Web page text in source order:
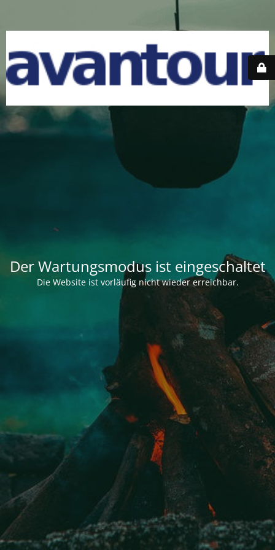
Der Wartungsmodus ist eingeschaltet
Die Website ist vorläufig nicht wieder erreichbar.